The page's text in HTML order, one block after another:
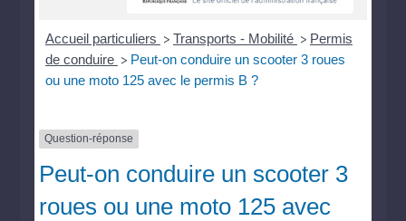
Accueil particuliers > Transports - Mobilité > Permis
de conduire > Peut-on conduire un scooter 3 roues
ou une moto 125 avec le permis B ?
Question-réponse
Peut-on conduire un scooter 3
roues ou une moto 125 avec